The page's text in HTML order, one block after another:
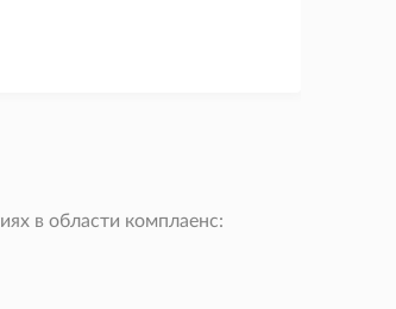
в области комплаенс: